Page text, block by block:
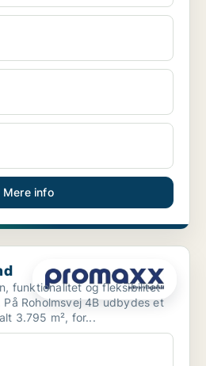
Mere info
funktionalitet og fleksibilitet
3.795 m², for...